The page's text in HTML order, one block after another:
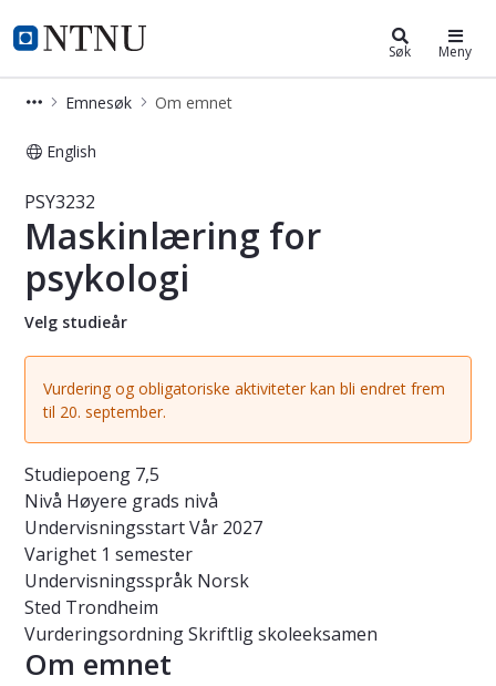
NTNU Hjemmeside
Studier Søk Meny
Emnesøk Om emnet
English
Emne - Maskinlæring for psykologi -
PSY3232
Maskinlæring for
psykologi
Velg studieår
Vurdering og obligatoriske aktiviteter kan bli endret frem
til 20. september.
Studiepoeng 7,5
Nivå Høyere grads nivå
UndervisningsstartVår 2027
Varighet 1 semester
Undervisningsspråk Norsk
Sted Trondheim
VurderingsordningSkriftlig skoleeksamen
Om emnet